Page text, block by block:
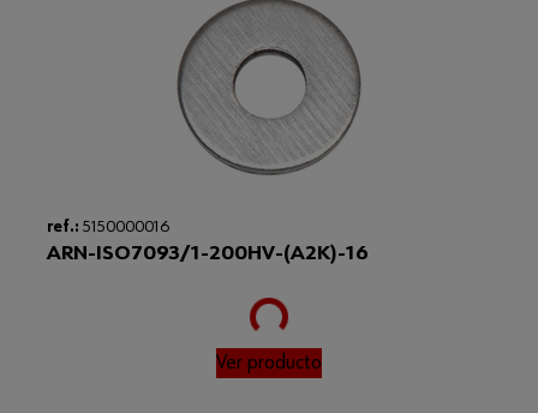
ref.: 5150000016
ARN-ISO7093/1-200HV-(A2K)-16
Loading...
Ver producto